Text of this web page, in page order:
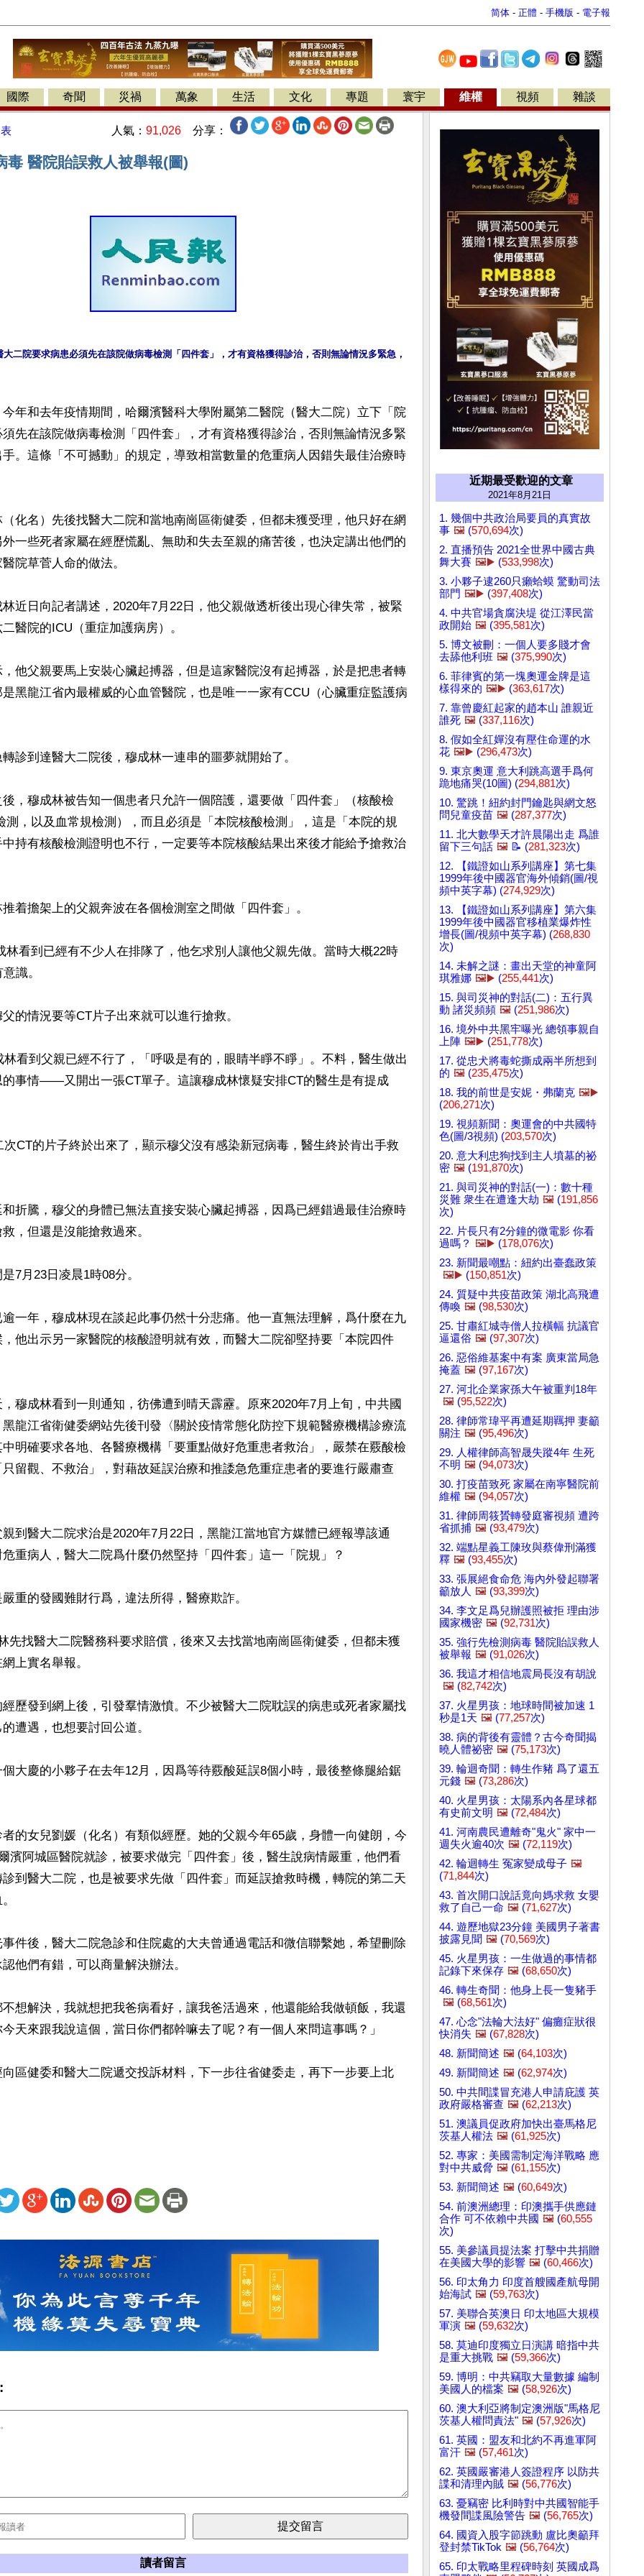
简体 - 正體 - 手機版 - 電子報
國際 奇聞 災禍 萬象 生活 文化 專題 寰宇 維權 視頻 雜談
人氣： 91,026 分享：
毒 醫院貽誤救人被舉報(圖)
二院要求病患必須先在該院做病毒檢測「四件套」，才有資格獲得診治，否則無論情況多緊急，
年和去年疫情期間，哈爾濱醫科大學附屬第二醫院（醫大二院）立下「院
先在該院做病毒檢測「四件套」，才有資格獲得診治，否則無論情況多緊
。這條「不可撼動」的規定，導致相當數量的危重病人因錯失最佳治療時
化名）先後找醫大二院和當地南崗區衛健委，但都未獲受理，他只好在網
一些死者家屬在經歷慌亂、無助和失去至親的痛苦後，也決定講出他們的
院草菅人命的做法。
近日向記者講述，2020年7月22日，他父親做透析後出現心律失常，被緊
醫院的ICU（重症加護病房）。
他父親要馬上安裝心臟起搏器，但是這家醫院沒有起搏器，於是把患者轉
黑龍江省內最權威的心血管醫院，也是唯一一家有CCU（心臟重症監護病
診到達醫大二院後，穆成林一連串的噩夢就開始了。
，穆成林被告知一個患者只允許一個陪護，還要做「四件套」（核酸檢
測，以及血常規檢測），而且必須是「本院核酸檢測」，這是「本院的規
持有核酸檢測證明也不行，一定要等本院核酸結果出來後才能給予搶救治
着擔架上的父親奔波在各個檢測室之間做「四件套」。
林看到已經有不少人在排隊了，他乞求別人讓他父親先做。當時大概22時
識。
的情況要等CT片子出來就可以進行搶救。
林看到父親已經不行了，「呼吸是有的，眼睛半睜不睜」。不料，醫生做出
的事情——又開出一張CT單子。這讓穆成林懷疑安排CT的醫生是有提成
次CT的片子終於出來了，顯示穆父沒有感染新冠病毒，醫生終於肯出手救
折騰，穆父的身體已無法直接安裝心臟起搏器，因爲已經錯過最佳治療時
，但還是沒能搶救過來。
7月23日凌晨1時08分。
一年，穆成林現在談起此事仍然十分悲痛。他一直無法理解，爲什麼在九
他出示另一家醫院的核酸證明就有效，而醫大二院卻堅持要「本院四件
穆成林看到一則通知，彷佛遭到晴天霹靂。原來2020年7月上旬，中共國
龍江省衛健委網站先後刊發〈關於疫情常態化防控下規範醫療機構診療流
明確要求各地、各醫療機構「要重點做好危重患者救治」，嚴禁在覈酸檢
留觀、不救治」，對藉故延誤治療和推諉急危重症患者的要進行嚴肅查
到醫大二院求治是2020年7月22日，黑龍江當地官方媒體已經報導該通
重病人，醫大二院爲什麼仍然堅持「四件套」這一「院規」？
重的發國難財行爲，違法所得，醫療欺詐。
先找醫大二院醫務科要求賠償，後來又去找當地南崗區衛健委，但都未獲
上實名舉報。
歷發到網上後，引發羣情激憤。不少被醫大二院耽誤的病患或死者家屬找
遭遇，也想要討回公道。
大慶的小夥子在去年12月，因爲等待覈酸延誤8個小時，最後整條腿給鋸
的女兒劉媛（化名）有類似經歷。她的父親今年65歲，身體一向健朗，今
濱阿城區醫院就診，被要求做完「四件套」後，醫生說病情嚴重，他們看
到醫大二院，也是被要求先做「四件套」而延誤搶救時機，轉院的第二天
件後，醫大二院急診和住院處的大夫曾通過電話和微信聯繫她，希望刪除
他們有錯，可以商量解決辦法。
想解決，我就想把我爸病看好，讓我爸活過來，他還能給我做頓飯，我還
天來跟我說這個，當日你們都幹嘛去了呢？有一個人來問這事嗎？」
區健委和醫大二院遞交投訴材料，下一步往省健委走，再下一步要上北
讀者留言
近期最受歡迎的文章
2021年8月21日
1. 幾個中共政治局要員的真實故
事 🖼️ (570,694次)
2. 直播預告 2021全世界中國古典
舞大賽 🖼️▶️ (533,998次)
3. 小夥子逮260只癩蛤蟆 驚動司法
部門 🖼️▶️ (397,408次)
4. 中共官場貪腐決堤 從江澤民當
政開始 🖼️ (395,581次)
5. 博文被刪：一個人要多賤才會
去舔他利班 🖼️ (375,990次)
6. 菲律賓的第一塊奧運金牌是這
樣得來的 🖼️▶️ (363,617次)
7. 靠曾慶紅起家的趙本山 誰親近
誰死 🖼️ (337,116次)
8. 假如全紅嬋沒有壓住命運的水
花 🖼️▶️ (296,473次)
9. 東京奧運 意大利跳高選手爲何
跪地痛哭(10圖) (294,881次)
10. 驚跳！紐約封門鑰匙與網文怒
問兒童疫苗 🖼️ (287,377次)
11. 北大數學天才許晨陽出走 爲誰
留下三句話 🖼️ 📝 (281,323次)
12. 【鐵證如山系列講座】第七集
1999年後中國器官海外傾銷(圖/視
頻中英字幕) (274,929次)
13. 【鐵證如山系列講座】第六集
1999年後中國器官移植業爆炸性
增長(圖/視頻中英字幕) (268,830
次)
14. 未解之謎：畫出天堂的神童阿
琪雅娜 🖼️▶️ (255,441次)
15. 與司災神的對話(二)：五行異
動 諸災頻頻 🖼️ (251,986次)
16. 境外中共黑牢曝光 總領事親自
上陣 🖼️▶️ (251,778次)
17. 從忠犬將毒蛇撕成兩半所想到
的 🖼️ (235,475次)
18. 我的前世是安妮・弗蘭克 🖼️▶️
(206,271次)
19. 視頻新聞：奧運會的中共國特
色(圖/3視頻) (203,570次)
20. 意大利忠狗找到主人墳墓的祕
密 🖼️ (191,870次)
21. 與司災神的對話(一)：數十種
災難 衆生在遭逢大劫 🖼️ (191,856
次)
22. 片長只有2分鐘的微電影 你看
過嗎？ 🖼️▶️ (178,076次)
23. 新聞最嘲點：紐約出臺蠢政策
🖼️▶️ (150,851次)
24. 質疑中共疫苗政策 湖北高飛遭
傳喚 🖼️ (98,530次)
25. 甘肅紅城寺僧人拉橫幅 抗議官
逼還俗 🖼️ (97,307次)
26. 惡俗維基案中有案 廣東當局急
掩蓋 🖼️ (97,167次)
27. 河北企業家孫大午被重判18年
🖼️ (95,522次)
28. 律師常瑋平再遭延期羈押 妻籲
關注 🖼️ (95,496次)
29. 人權律師高智晟失蹤4年 生死
不明 🖼️ (94,073次)
30. 打疫苗致死 家屬在南寧醫院前
維權 🖼️ (94,057次)
31. 律師周筱贇轉發庭審視頻 遭跨
省抓捕 🖼️ (93,479次)
32. 端點星義工陳玫與蔡偉刑滿獲
釋 🖼️ (93,455次)
33. 張展絕食命危 海內外發起聯署
籲放人 🖼️ (93,399次)
34. 李文足爲兒辦護照被拒 理由涉
國家機密 🖼️ (92,731次)
35. 強行先檢測病毒 醫院貽誤救人
被舉報 🖼️ (91,026次)
36. 我這才相信地震局長沒有胡說
🖼️ (82,742次)
37. 火星男孩：地球時間被加速 1
秒是1天 🖼️ (77,257次)
38. 病的背後有靈體？古今奇聞揭
曉人體祕密 🖼️ (75,173次)
39. 輪迴奇聞：轉生作豬 爲了還五
元錢 🖼️ (73,286次)
40. 火星男孩：太陽系內各星球都
有史前文明 🖼️ (72,484次)
41. 河南農民遭離奇"鬼火" 家中一
週失火逾40次 🖼️ (72,119次)
42. 輪迴轉生 冤家變成母子 🖼️
(71,844次)
43. 首次開口說話竟向媽求救 女嬰
救了自己一命 🖼️ (71,627次)
44. 遊歷地獄23分鐘 美國男子著書
披露見聞 🖼️ (70,569次)
45. 火星男孩：一生做過的事情都
記錄下來保存 🖼️ (68,650次)
46. 轉生奇聞：他身上長一隻豬手
🖼️ (68,561次)
47. 心念"法輪大法好" 偏癱症狀很
快消失 🖼️ (67,828次)
48. 新聞簡述 🖼️ (64,103次)
49. 新聞簡述 🖼️ (62,974次)
50. 中共間諜冒充港人申請庇護 英
政府嚴格審查 🖼️ (62,213次)
51. 澳議員促政府加快出臺馬格尼
茨基人權法 🖼️ (61,925次)
52. 專家：美國需制定海洋戰略 應
對中共威脅 🖼️ (61,155次)
53. 新聞簡述 🖼️ (60,649次)
54. 前澳洲總理：印澳攜手供應鏈
合作 可不依賴中共國 🖼️ (60,555
次)
55. 美參議員提法案 打擊中共捐贈
在美國大學的影響 🖼️ (60,466次)
56. 印太角力 印度首艘國產航母開
始海試 🖼️ (59,763次)
57. 美聯合英澳日 印太地區大規模
軍演 🖼️ (59,632次)
58. 莫迪印度獨立日演講 暗指中共
是重大挑戰 🖼️ (59,366次)
59. 博明：中共竊取大量數據 編制
美國人的檔案 🖼️ (58,926次)
60. 澳大利亞將制定澳洲版"馬格尼
茨基人權問責法" 🖼️ (57,926次)
61. 英國：盟友和北約不再進軍阿
富汗 🖼️ (57,461次)
62. 英國嚴審港人簽證程序 以防共
諜和清理內賊 🖼️ (56,776次)
63. 憂竊密 比利時對中共國智能手
機發間諜風險警告 🖼️ (56,765次)
64. 國資入股字節跳動 盧比奧籲拜
登封禁TikTok 🖼️ (56,764次)
65. 印太戰略里程碑時刻 英國成爲